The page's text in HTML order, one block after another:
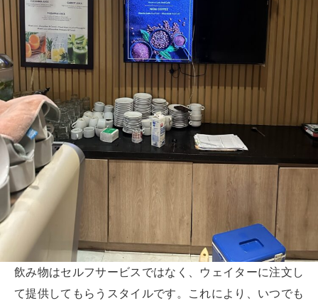
飲み物はセルフサービスではなく、ウェイターに注文し
て提供してもらうスタイルです。これにより、いつでも